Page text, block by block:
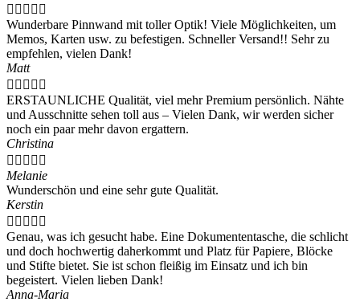
    
Wunderbare Pinnwand mit toller Optik! Viele Möglichkeiten, um
Memos, Karten usw. zu befestigen. Schneller Versand!! Sehr zu
empfehlen, vielen Dank!
Matt
    
ERSTAUNLICHE Qualität, viel mehr Premium persönlich. Nähte
und Ausschnitte sehen toll aus – Vielen Dank, wir werden sicher
noch ein paar mehr davon ergattern.
Christina
    
Melanie
Wunderschön und eine sehr gute Qualität.
Kerstin
    
Genau, was ich gesucht habe. Eine Dokumententasche, die schlicht
und doch hochwertig daherkommt und Platz für Papiere, Blöcke
und Stifte bietet. Sie ist schon fleißig im Einsatz und ich bin
begeistert. Vielen lieben Dank!
Anna-Maria